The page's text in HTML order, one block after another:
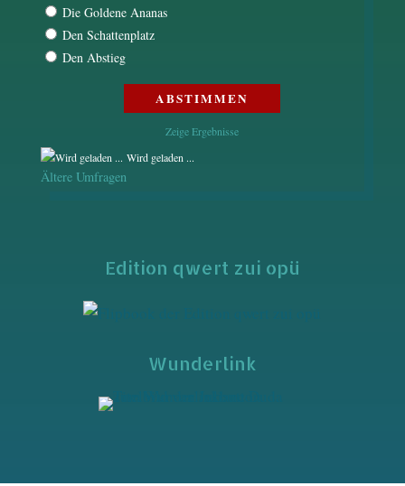
Die Goldene Ananas
Den Schattenplatz
Den Abstieg
Zeige Ergebnisse
Wird geladen ...
Ältere Umfragen
Edition qwert zui opü
Wunderlink